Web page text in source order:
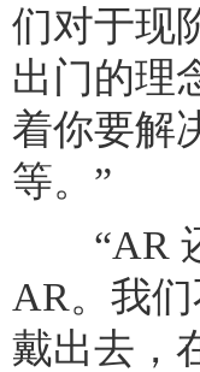
们对于现
出门的理
着你要解
等。”
“AR 还
AR。我
戴出去，